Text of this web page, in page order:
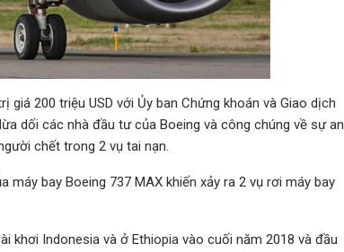
200 triệu USD với Ủy ban Chứng khoán và Giao dịch
dối các nhà đầu tư của Boeing và công chúng về sự an
chết trong 2 vụ tai nạn.
bay Boeing 737 MAX khiến xảy ra 2 vụ rơi máy bay
khơi Indonesia và ở Ethiopia vào cuối năm 2018 và đầu